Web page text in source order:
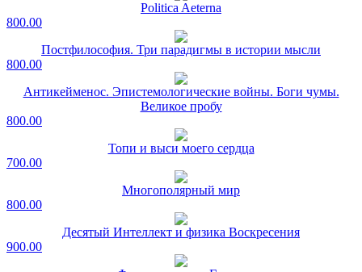
Politica Aeterna
800.00
Постфилософия. Три парадигмы в истории мысли
800.00
Антикейменос. Эпистемологические войны. Боги чумы.
Великое пробу
800.00
Топи и выси моего сердца
700.00
Многополярный мир
800.00
Десятый Интеллект и физика Воскресения
900.00